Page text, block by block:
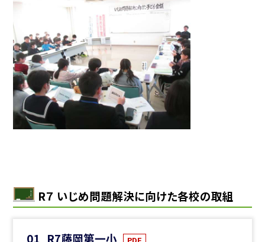
R７ いじめ問題解決に向けた各校の取組
01_R7藤岡第一小